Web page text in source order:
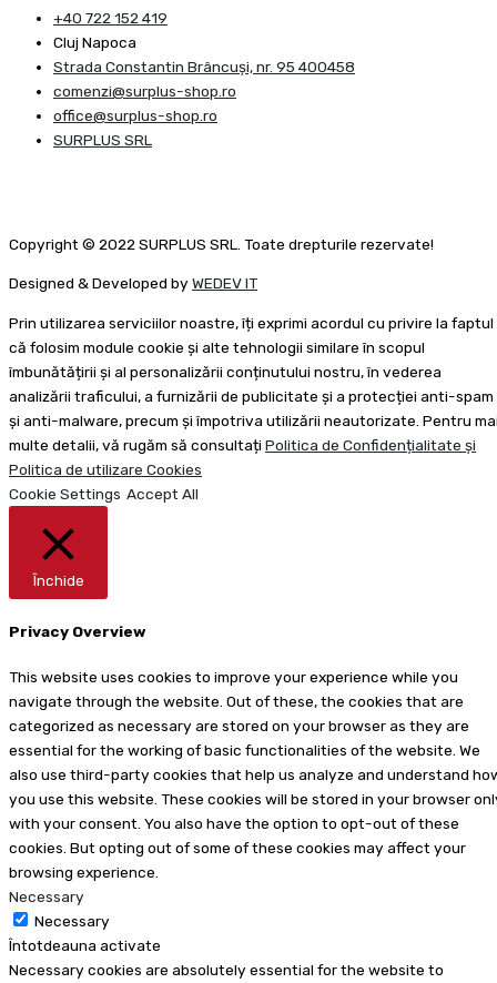
+40 722 152 419
Cluj Napoca
Strada Constantin Brâncuşi, nr. 95 400458
comenzi@surplus-shop.ro
office@surplus-shop.ro
SURPLUS SRL
Copyright © 2022 SURPLUS SRL. Toate drepturile rezervate!
Designed & Developed by WEDEV IT
Prin utilizarea serviciilor noastre, îți exprimi acordul cu privire la faptul
că folosim module cookie și alte tehnologii similare în scopul
îmbunătățirii și al personalizării conținutului nostru, în vederea
analizării traficului, a furnizării de publicitate și a protecției anti-spam
și anti-malware, precum și împotriva utilizării neautorizate. Pentru
multe detalii, vă rugăm să consultați Politica de Confidențialitate și
Politica de utilizare Cookies
Cookie Settings Accept All
Închide
Privacy Overview
This website uses cookies to improve your experience while you
navigate through the website. Out of these, the cookies that are
categorized as necessary are stored on your browser as they are
essential for the working of basic functionalities of the website. We
also use third-party cookies that help us analyze and understand
you use this website. These cookies will be stored in your browser
with your consent. You also have the option to opt-out of these
cookies. But opting out of some of these cookies may affect your
browsing experience.
Necessary
Necessary
Întotdeauna activate
Necessary cookies are absolutely essential for the website to